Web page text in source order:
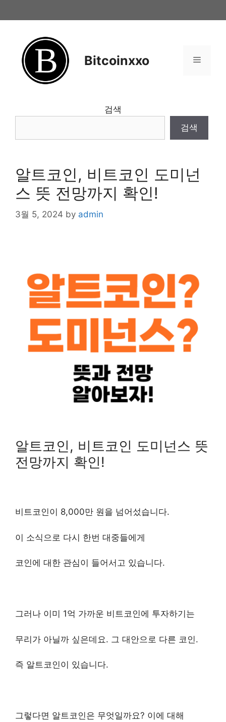
to
Bitcoinxxo Menu
검색
검색
알트코인, 비트코인 도미넌
스 뜻 전망까지 확인!
3월 5, 2024 by admin
​알트코인, 비트코인 도미넌스 뜻
전망까지 확인!
비트코인이 8,000만 원을 넘어섰습니다.
이 소식으로 다시 한번 대중들에게
코인에 대한 관심이 들어서고 있습니다.
그러나 이미 1억 가까운 비트코인에 투자하기는
무리가 아닐까 싶은데요. 그 대안으로 다른 코인.
즉 알트코인이 있습니다.
그렇다면 알트코인은 무엇일까요? 이에 대해